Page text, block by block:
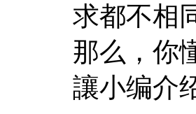
求都不相
那么，你
讓小编介